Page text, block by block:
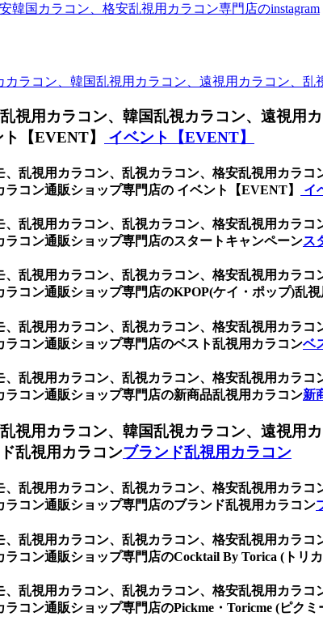
国カラコン、格安乱視用カラコン専門店のinstagram
ラコン、韓国乱視用カラコン、遠視用カラコン、乱
視用カラコン、韓国乱視カラコン、遠視用
【EVENT】
イベント【EVENT】
乱視用カラコン、乱視カラコン、格安乱視用カラコ
コン通販ショップ専門店の イベント【EVENT】
イ
乱視用カラコン、乱視カラコン、格安乱視用カラコ
コン通販ショップ専門店のスタートキャンペーンス
乱視用カラコン、乱視カラコン、格安乱視用カラコ
コン通販ショップ専門店のKPOP(ケイ・ポップ)乱視
乱視用カラコン、乱視カラコン、格安乱視用カラコ
コン通販ショップ専門店のベスト乱視用カラコンベ
乱視用カラコン、乱視カラコン、格安乱視用カラコ
コン通販ショップ専門店の新商品乱視用カラコン新
視用カラコン、韓国乱視カラコン、遠視用
乱視用カラコンブランド乱視用カラコン
乱視用カラコン、乱視カラコン、格安乱視用カラコ
コン通販ショップ専門店のブランド乱視用カラコン
乱視用カラコン、乱視カラコン、格安乱視用カラコ
コン通販ショップ専門店のCocktail By Torica (トリ
乱視用カラコン、乱視カラコン、格安乱視用カラコ
コン通販ショップ専門店のPickme・Toricme (ピクミ